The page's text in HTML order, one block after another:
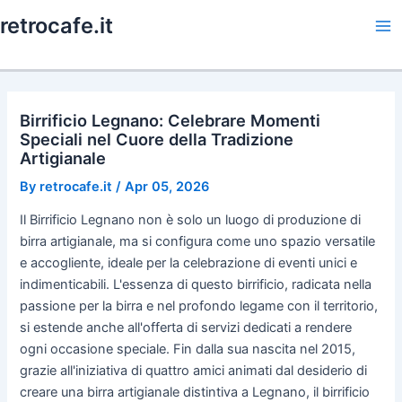
to
retrocafe.it
Birrificio Legnano: Celebrare Momenti
Speciali nel Cuore della Tradizione
Artigianale
By retrocafe.it /Apr 05, 2026
Il Birrificio Legnano non è solo un luogo di produzione di
birra artigianale, ma si configura come uno spazio versatile
e accogliente, ideale per la celebrazione di eventi unici e
indimenticabili. L'essenza di questo birrificio, radicata nella
passione per la birra e nel profondo legame con il territorio,
si estende anche all'offerta di servizi dedicati a rendere
ogni occasione speciale. Fin dalla sua nascita nel 2015,
grazie all'iniziativa di quattro amici animati dal desiderio di
creare una birra artigianale distintiva a Legnano, il birrificio